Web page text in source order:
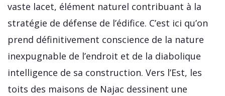
vaste lacet, élément naturel contribuant à la
stratégie de défense de l’édifice. C’est ici qu’on
prend définitivement conscience de la nature
inexpugnable de l’endroit et de la diabolique
intelligence de sa construction. Vers l’Est, les
toits des maisons de Najac dessinent une